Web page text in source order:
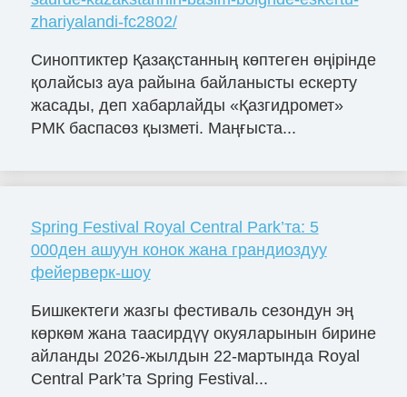
zhariyalandi-fc2802/
Синоптиктер Қазақстанның көптеген өңірінде
қолайсыз ауа райына байланысты ескерту
жасады, деп хабарлайды «Қазгидромет»
РМК баспасөз қызметі. Маңғыста...
Spring Festival Royal Central Park’та: 5
000ден ашуун конок жана грандиоздуу
фейерверк-шоу
Бишкектеги жазгы фестиваль сезондун эң
көркөм жана таасирдүү окуяларынын бирине
айланды 2026-жылдын 22-мартында Royal
Central Park’та Spring Festival...